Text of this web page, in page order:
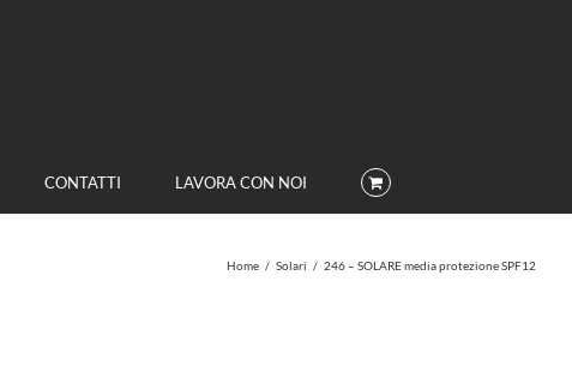
CONTATTI LAVORA CON NOI
Home / Solari / 246 – SOLARE media protezione SPF12